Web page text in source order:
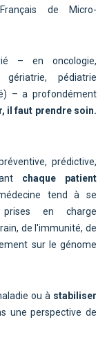
de Micro-
– en oncologie,
gériatrie, pédiatrie
– a profondément
il faut prendre soin.
prédictive,
chaque patient
tend à se
en charge
de l'immunité, de
sur le génome
ou à stabiliser
une perspective de